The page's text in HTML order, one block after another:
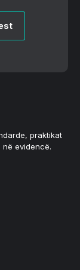
praktikat
në evidencë.